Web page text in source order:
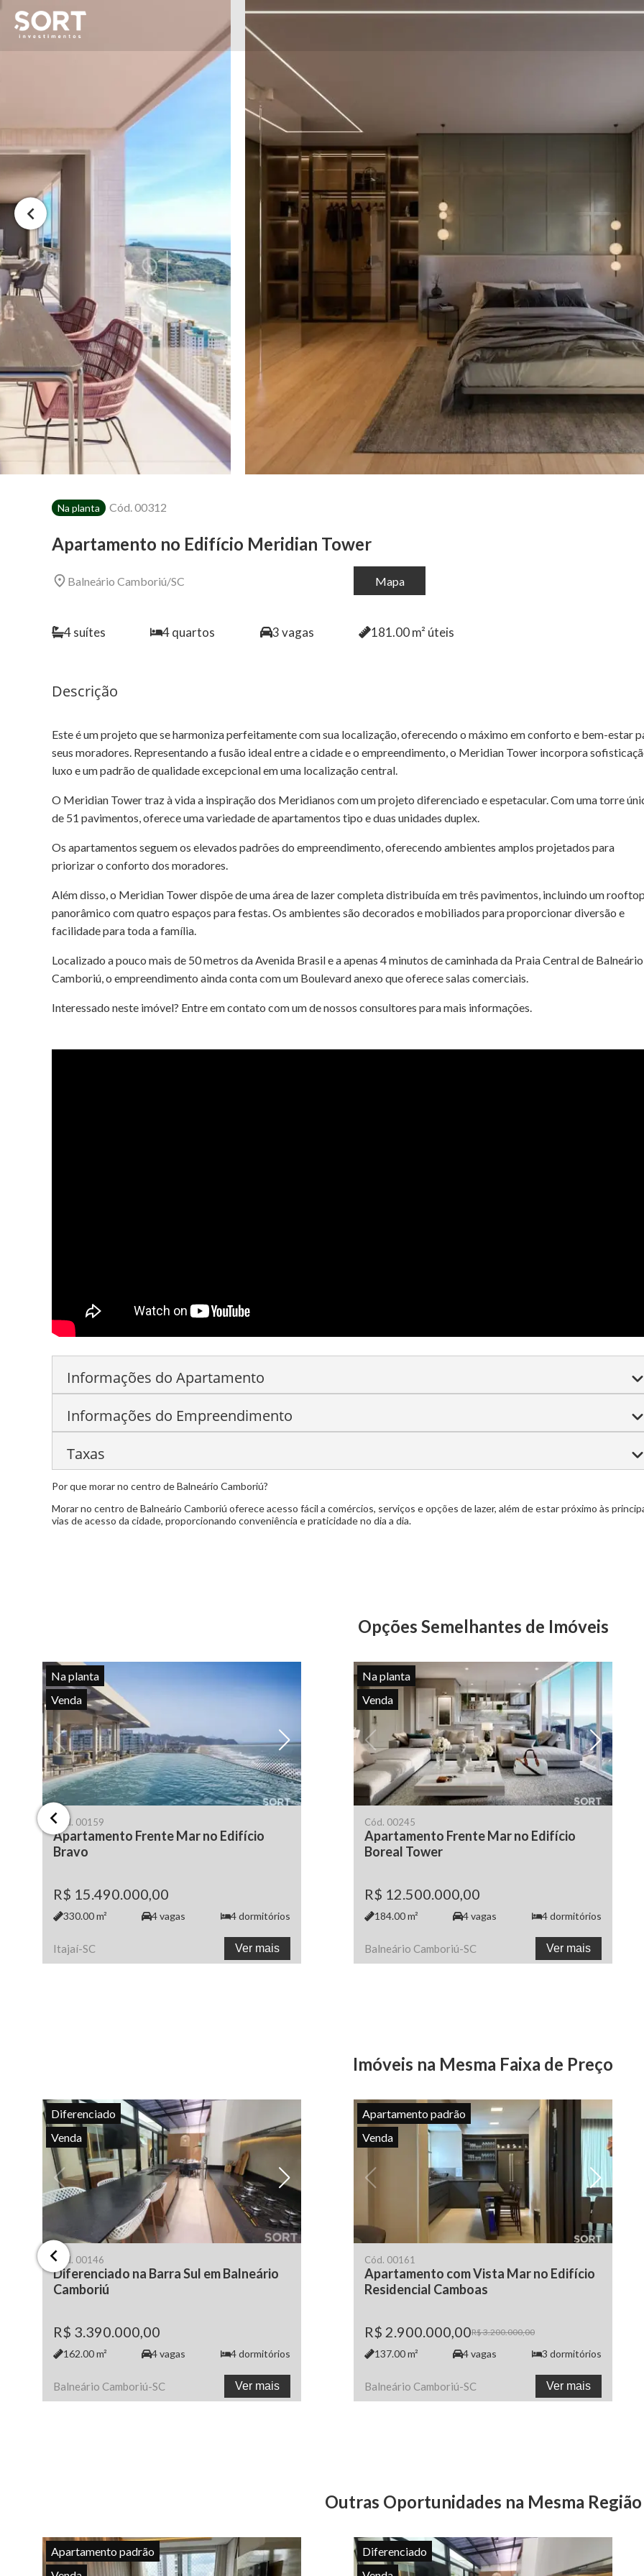
Na planta Cód.00312
Apartamento no Edifício Meridian Tower
Balneário Camboriú/SC Mapa
4suítes 4quartos 3vagas 181.00m² úteis
Descrição
Este é um projeto que se harmoniza perfeitamente com sua localização, oferecendo o máximo em conforto e bem-estar
seus moradores. Representando a fusão ideal entre a cidade e o empreendimento, o Meridian Tower incorpora
luxo e um padrão de qualidade excepcional em uma localização central.
O Meridian Tower traz à vida a inspiração dos Meridianos com um projeto diferenciado e espetacular. Com uma torre
de 51 pavimentos, oferece uma variedade de apartamentos tipo e duas unidades duplex.
Os apartamentos seguem os elevados padrões do empreendimento, oferecendo ambientes amplos projetados para
priorizar o conforto dos moradores.
Além disso, o Meridian Tower dispõe de uma área de lazer completa distribuída em três pavimentos, incluindo um
panorâmico com quatro espaços para festas. Os ambientes são decorados e mobiliados para proporcionar diversão e
facilidade para toda a família.
Localizado a pouco mais de 50 metros da Avenida Brasil e a apenas 4 minutos de caminhada da Praia Central de Balneário
Camboriú, o empreendimento ainda conta com um Boulevard anexo que oferece salas comerciais.
Interessado neste imóvel? Entre em contato com um de nossos consultores para mais informações.
Informações do Apartamento
Área de lazer completa Amplo living
Informações do Empreendimento
Piscina Adulto e Infantil
Lounge Gourmet
PUB
Taxas
Condomínio:Sob consulta
IPTU:Sob consulta
Por que morar no centro de Balneário Camboriú?
Morar no centro de Balneário Camboriú oferece acesso fácil a comércios, serviços e opções de lazer, além de estar próximo às
vias de acesso da cidade, proporcionando conveniência e praticidade no dia a dia.
Opções Semelhantes de Imóveis
Na planta
Venda
Cód. 00159
Apartamento Frente Mar no Edifício
Bravo
R$ 15.490.000,00
330.00m² 4vagas 4dormitórios
Itajaí-SC Ver mais
Na planta
Venda
Cód. 00245
Apartamento Frente Mar no Edifício
Boreal Tower
R$ 12.500.000,00
184.00m² 4vagas 4dormitórios
Balneário Camboriú-SC Ver mais
Imóveis na Mesma Faixa de Preço
Diferenciado
Venda
Cód. 00146
Diferenciado na Barra Sul em Balneário
Camboriú
R$ 3.390.000,00
162.00m² 4vagas 4dormitórios
Balneário Camboriú-SC Ver mais
Apartamento padrão
Venda
Cód. 00161
Apartamento com Vista Mar no Edifício
Residencial Camboas
R$ 2.900.000,00R$ 3.200.000,00
137.00m² 4vagas 3 dormitórios
Balneário Camboriú-SC Ver mais
Outras Oportunidades na Mesma Região
Apartamento padrão
Diferenciado